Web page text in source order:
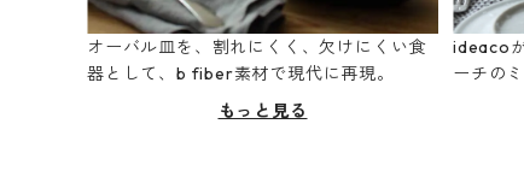
オーバル皿を、割れにくく、欠けにくい食
器として、b fiber素材で現代に再現。
もっと見る
ideaco
ーチの